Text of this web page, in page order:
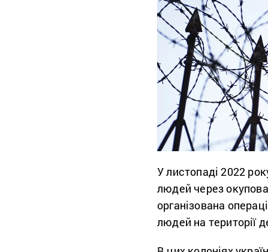
У листопаді 2022
людей через
організована
людей на території